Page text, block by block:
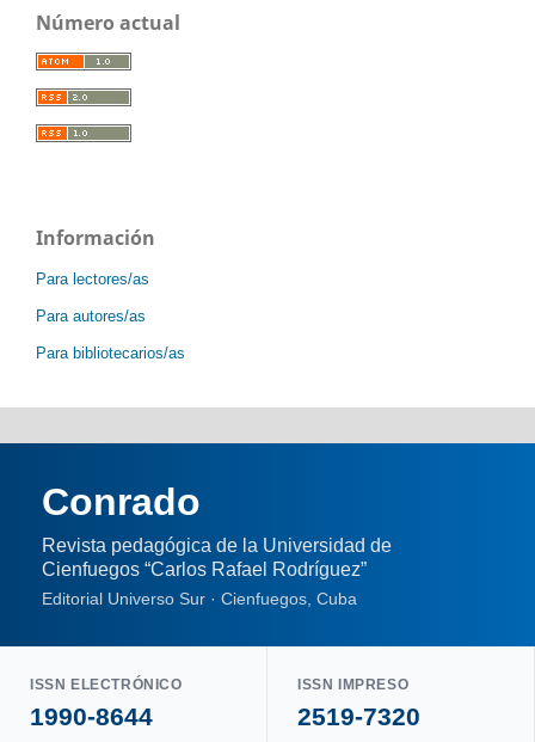
Número actual
Información
Para lectores/as
Para autores/as
Para bibliotecarios/as
Conrado
Revista pedagógica de la Universidad de
Cienfuegos “Carlos Rafael Rodríguez”
Editorial Universo Sur · Cienfuegos, Cuba
ISSN ELECTRÓNICO
1990-8644
ISSN IMPRESO
2519-7320